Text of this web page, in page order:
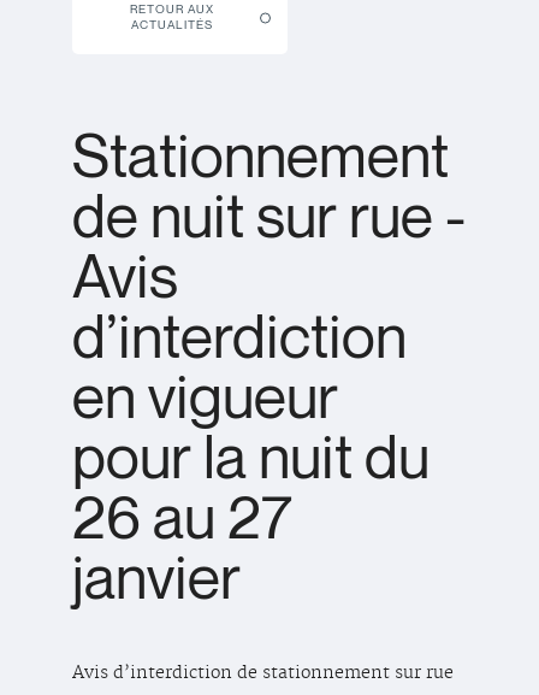
RETOUR AUX
ACTUALITÉS
Stationnement
de nuit sur rue -
Avis
d’interdiction
en vigueur
pour la nuit du
26 au 27
janvier
Avis d’interdiction de stationnement sur rue